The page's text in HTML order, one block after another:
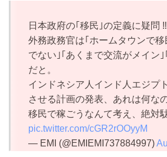
日本政府の｢移民｣の定義に疑問 ‼
外務政務官は｢ホームタウンで
でない｣｢あくまで交流がメイン
だと。
インドネシア人インド人エジプ
させる計画の発表、あれは何な
移民で稼ごうなんて考え、絶対駄
pic.twitter.com/cGR2rOOyyM
— EMI (@EMIEMI737884997)